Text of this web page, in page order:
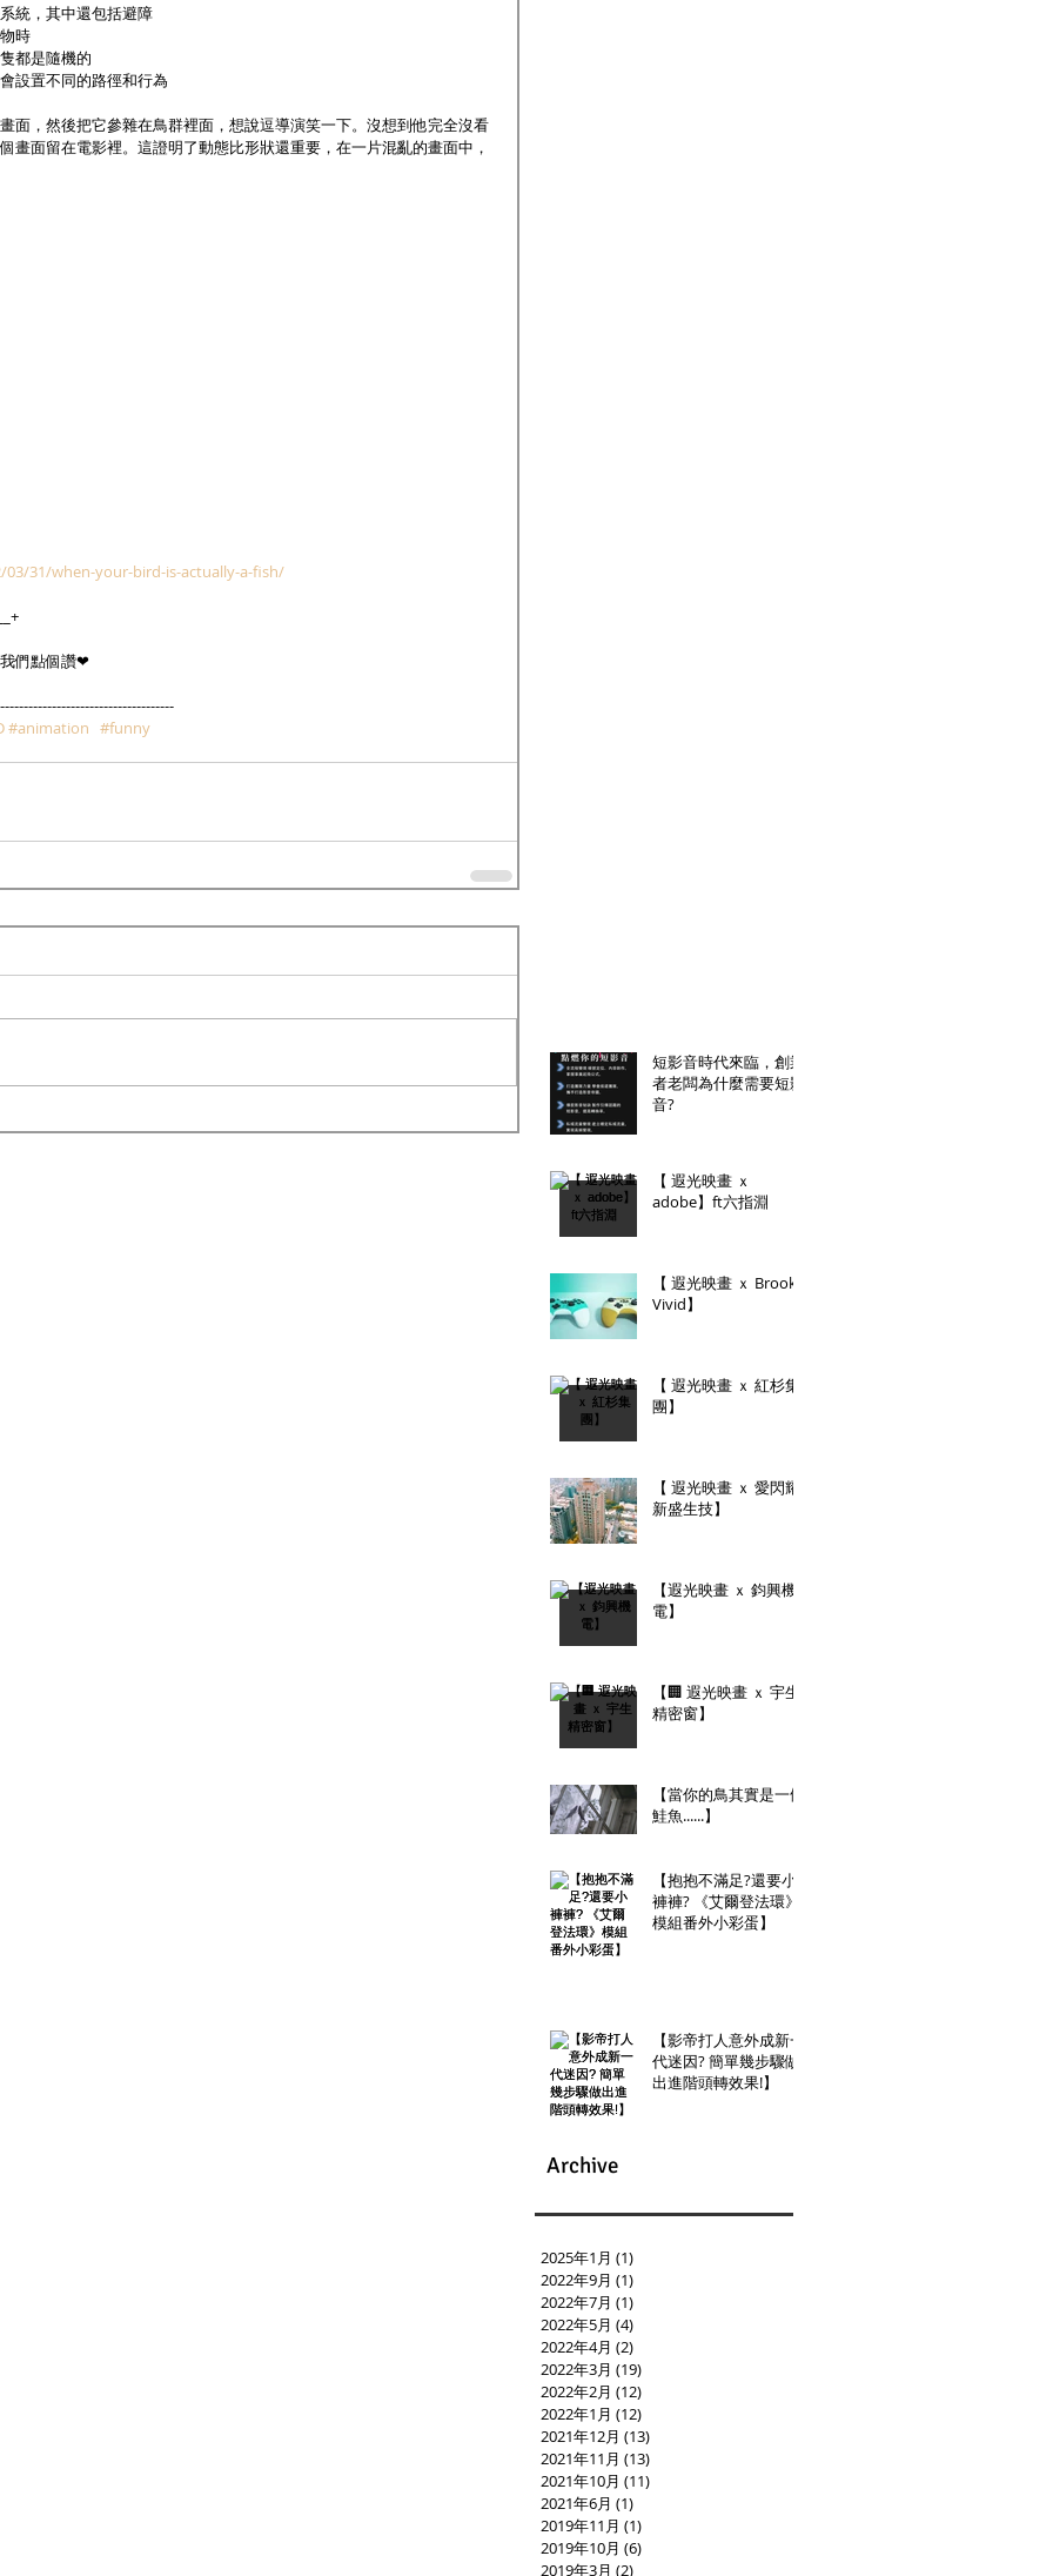
統，其中還包括避障
時
都是隨機的
設置不同的路徑和行為
面，然後把它參雜在鳥群裡面，想說逗導演笑一下。沒想到他完全沒看
畫面留在電影裡。這證明了動態比形狀還重要，在一片混亂的畫面中，
31/when-your-bird-is-actually-a-fish/
們點個讚❤
#animation #funny
短影音時代來臨，創業
者老闆為什麼需要短影
音?
【 遐光映畫 ｘ
adobe】ft六指淵
【 遐光映畫 ｘ Brook
Vivid】
【 遐光映畫 ｘ 紅杉集
團】
【 遐光映畫 ｘ 愛閃耀
新盛生技】
【遐光映畫 ｘ 鈞興機
電】
【🏢 遐光映畫 ｘ 宇生
精密窗】
【當你的鳥其實是一條
鮭魚......】
【抱抱不滿足?還要小
褲褲? 《艾爾登法環》
模組番外小彩蛋】
【影帝打人意外成新一
代迷因? 簡單幾步驟做
出進階頭轉效果!】
Archive
2025年1月 (1)
2022年9月 (1)
2022年7月 (1)
2022年5月 (4)
2022年4月 (2)
2022年3月 (19)
2022年2月 (12)
2022年1月 (12)
2021年12月 (13)
2021年11月 (13)
2021年10月 (11)
2021年6月 (1)
2019年11月 (1)
2019年10月 (6)
2019年3月 (2)